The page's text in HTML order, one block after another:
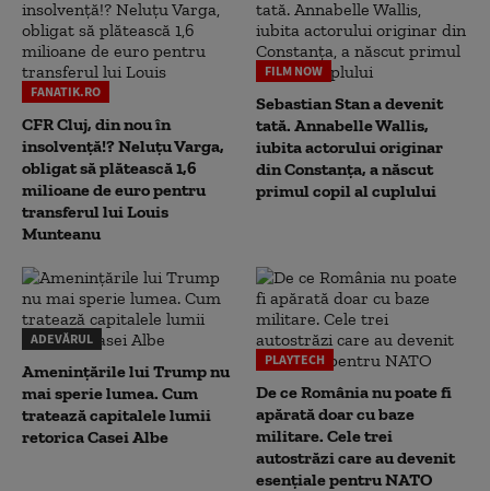
FANATIK.RO
CFR Cluj, din nou în
insolvență!? Neluțu Varga,
obligat să plătească 1,6
milioane de euro pentru
transferul lui Louis
Munteanu
FILM NOW
Sebastian Stan a devenit
tată. Annabelle Wallis,
iubita actorului originar
din Constanța, a născut
primul copil al cuplului
ADEVĂRUL
Amenințările lui Trump nu
mai sperie lumea. Cum
tratează capitalele lumii
retorica Casei Albe
PLAYTECH
De ce România nu poate fi
apărată doar cu baze
militare. Cele trei
autostrăzi care au devenit
esențiale pentru NATO